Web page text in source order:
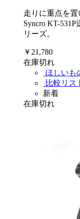
走りに重点を
Syncro KT-
リーズ。
￥21,780
在庫切れ
ほしいも
比較リス
新着
在庫切れ